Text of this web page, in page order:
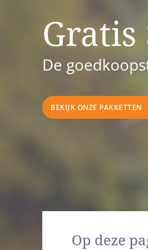
Gratis
De
BEKIJK ONZE PAKKETTEN
Op deze